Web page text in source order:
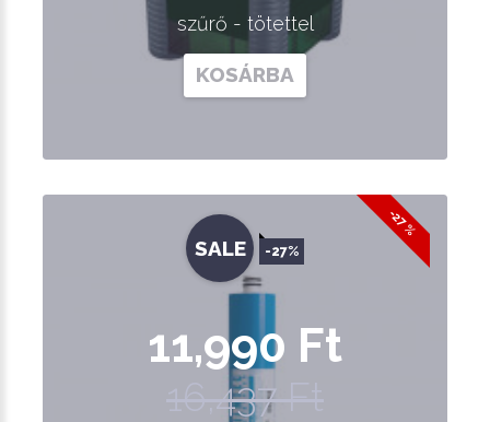
szűrő - tötettel
KOSÁRBA
-27 %
SALE -27%
11,990 Ft
16,437 Ft